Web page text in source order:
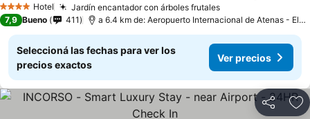
4 EstrellasHotel Jardín encantador con árboles frutales
7,9 Bueno 411 a 6.4 km de: Aeropuerto Internacional de Atenas - Eleftherios Venizelos
Seleccioná las fechas para ver los
precios exactos
Ver precios
Compartir